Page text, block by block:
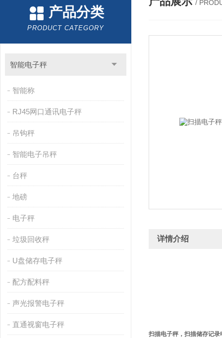
产品分类
PRODUCT CATEGORY
智能电子秤
智能称
RJ45网口通讯电子秤
吊钩秤
智能电子吊秤
台秤
地磅
电子秤
垃圾回收秤
U盘储存电子秤
配方配料秤
声光报警电子秤
直通视窗电子秤
/
详情介绍
扫描电子秤，扫描储存记录